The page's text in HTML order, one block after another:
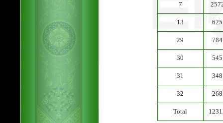
7
13 625
29 784
30 545
31 348
32 268
Total